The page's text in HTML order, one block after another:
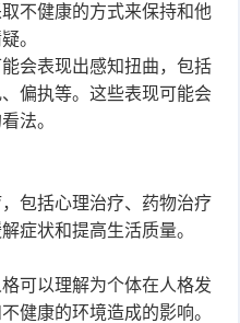
不健康的方式来保持和他
。
会表现出感知扭曲，包括
偏执等。这些表现可能会
法。
包括心理治疗、药物治疗
症状和提高生活质量。
可以理解为个体在人格发
健康的环境造成的影响。